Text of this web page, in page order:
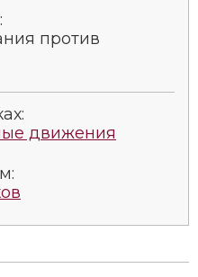
дисциплины
против
движения